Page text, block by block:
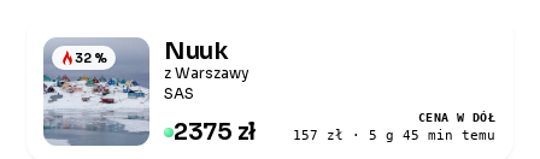
32 % Nuuk
z Warszawy
SAS
2375 zł CENA W DÓŁ
157 zł · 5 g 45 min temu